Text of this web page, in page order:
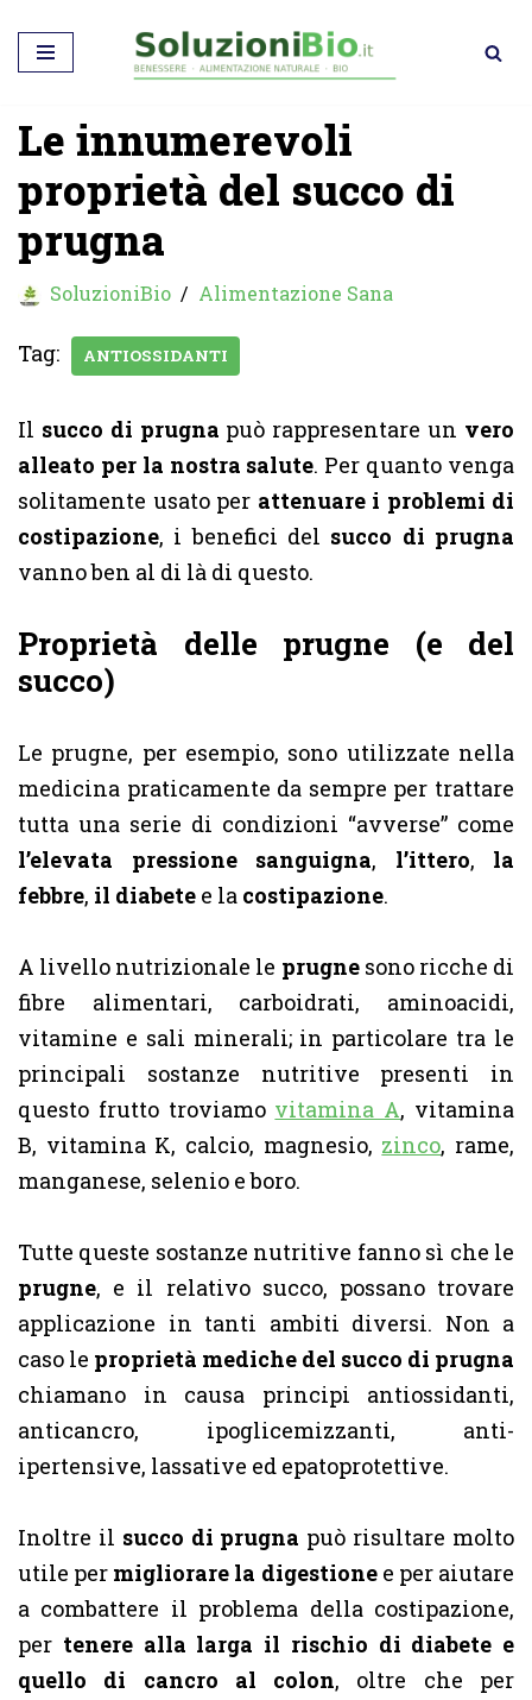
Vai
contenuto
Le innumerevoli
proprietà del succo di
prugna
SoluzioniBio Alimentazione Sana
Tag: ANTIOSSIDANTI
Il succo di prugna può rappresentare un vero
alleato per la nostra salute. Per quanto venga
solitamente usato per attenuare i problemi di
costipazione, i benefici del succo di prugna
vanno ben al di là di questo.
Proprietà delle prugne (e del
succo)
Le prugne, per esempio, sono utilizzate nella
medicina praticamente da sempre per trattare
tutta una serie di condizioni “avverse” come
l’elevata pressione sanguigna, l’ittero, la
febbre, il diabete e la costipazione.
A livello nutrizionale le prugnesono ricche di
fibre alimentari, carboidrati, aminoacidi,
vitamine e sali minerali; in particolare tra le
principali sostanze nutritive presenti in
questo frutto troviamo vitamina A, vitamina
B, vitamina K, calcio, magnesio, zinco, rame,
manganese, selenio e boro.
Tutte queste sostanze nutritive fanno sì che le
prugne, e il relativo succo, possano trovare
applicazione in tanti ambiti diversi. Non a
caso le proprietà mediche del succo di prugna
chiamano in causa principi antiossidanti,
anticancro, ipoglicemizzanti, anti-
ipertensive, lassative ed epatoprotettive.
Inoltre il succo di prugna può risultare molto
utile per migliorare la digestionee per aiutare
a combattere il problema della costipazione,
per tenere alla larga il rischio di diabete e
quello di cancro al colon, oltre che per